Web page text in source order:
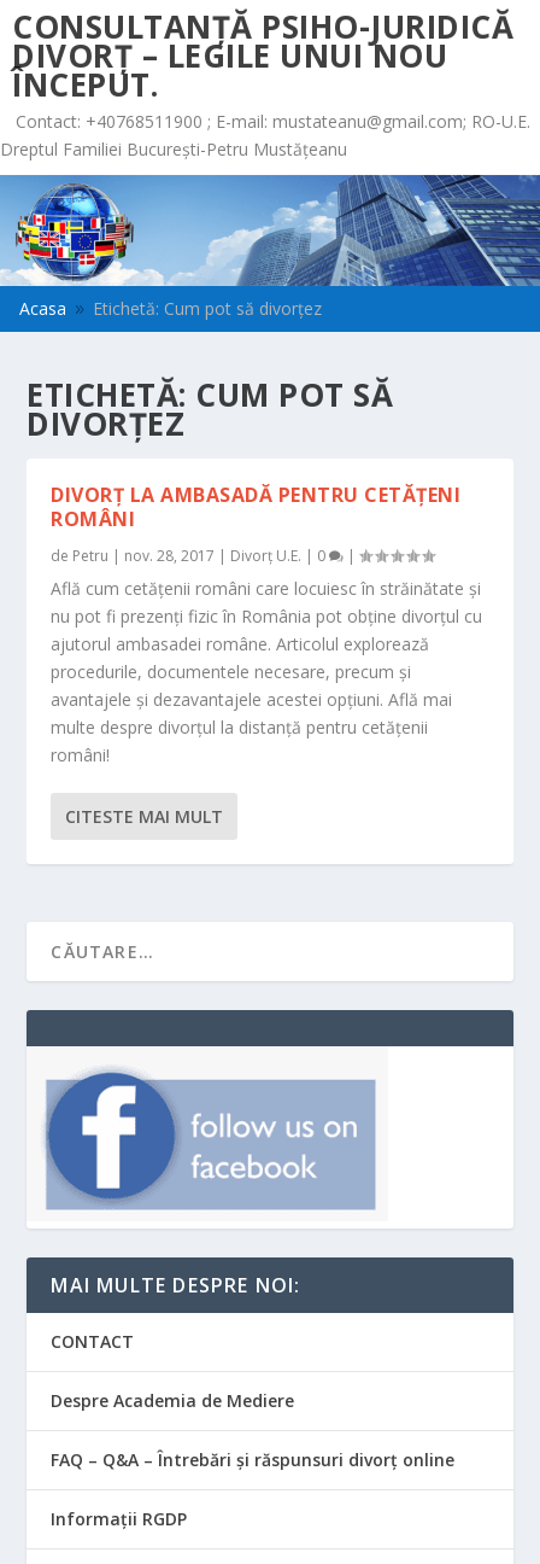
CONSULTANȚĂ PSIHO-JURIDICĂ
DIVORȚ – LEGILE UNUI NOU
ÎNCEPUT.
Contact: +40768511900 ; E-mail: mustateanu@gmail.com; RO-U.E.
Dreptul Familiei București-Petru Mustățeanu
Acasa 9 Etichetă: Cum pot să divorțez
ETICHETĂ: CUM POT SĂ
DIVORȚEZ
DIVORȚ LA AMBASADĂ PENTRU CETĂȚENI
ROMÂNI
de Petru | nov. 28, 2017 | Divorț U.E. | 0 |
Află cum cetățenii români care locuiesc în străinătate și
nu pot fi prezenți fizic în România pot obține divorțul cu
ajutorul ambasadei române. Articolul explorează
procedurile, documentele necesare, precum și
avantajele și dezavantajele acestei opțiuni. Află mai
multe despre divorțul la distanță pentru cetățenii
români!
CITESTE MAI MULT
MAI MULTE DESPRE NOI:
CONTACT
Despre Academia de Mediere
FAQ – Q&A – Întrebări și răspunsuri divorț online
Informații RGDP